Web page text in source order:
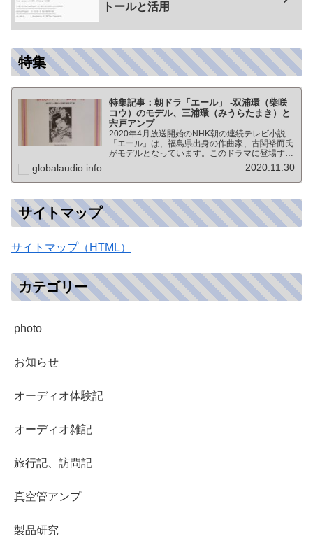
トールと活用
特集
特集記事：朝ドラ「エール」 -双浦環（柴咲
コウ）のモデル、三浦環（みうらたまき）と
宍戸アンプ
2020年4月放送開始のNHK朝の連続テレビ小説
「エール」は、福島県出身の作曲家、古関裕而氏
がモデルとなっています。このドラマに登場する
戦前の声楽家、三浦環さんと、本サイトにも登場
する宍戸公一氏のアンプ（著書「送信管によるシ
ングルアンプ製作…
globalaudio.info 2020.11.30
サイトマップ
サイトマップ（HTML）
カテゴリー
photo
お知らせ
オーディオ体験記
オーディオ雑記
旅行記、訪問記
真空管アンプ
製品研究